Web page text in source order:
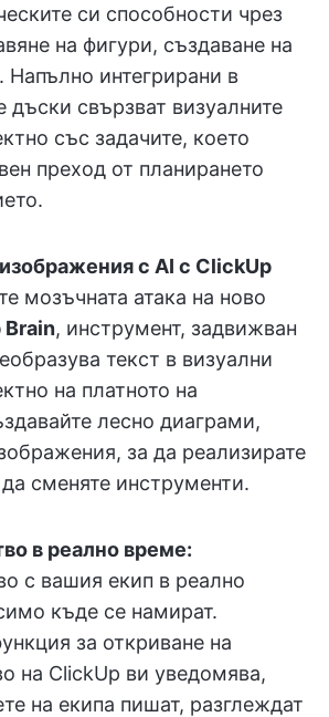
си способности чрез
на фигури, създаване на
интегрирани в
дъски свързват визуалните
със задачите, което
преход от планирането
с AI с ClickUp
мозъчната атака на ново
Brain, инструмент, задвижван
текст в визуални
на платното на
лесно диаграми,
за да реализирате
сменяте инструменти.
в реално време:
с вашия екип в реално
къде се намират.
за откриване на
на ClickUp ви уведомява,
на екипа пишат, разглеждат